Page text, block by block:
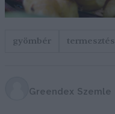
gyömbér termesztés
Greendex Szemle